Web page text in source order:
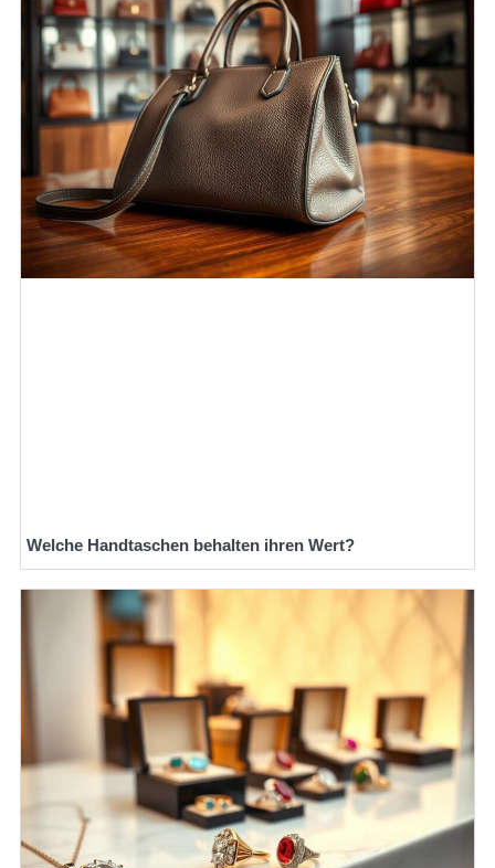
Welche Handtaschen behalten ihren Wert?